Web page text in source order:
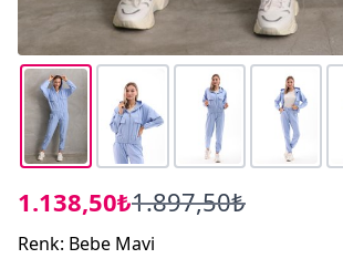
1.138,50₺1.897,50₺
Renk: Bebe Mavi